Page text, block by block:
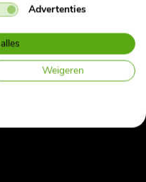
Advertenties
Weigeren